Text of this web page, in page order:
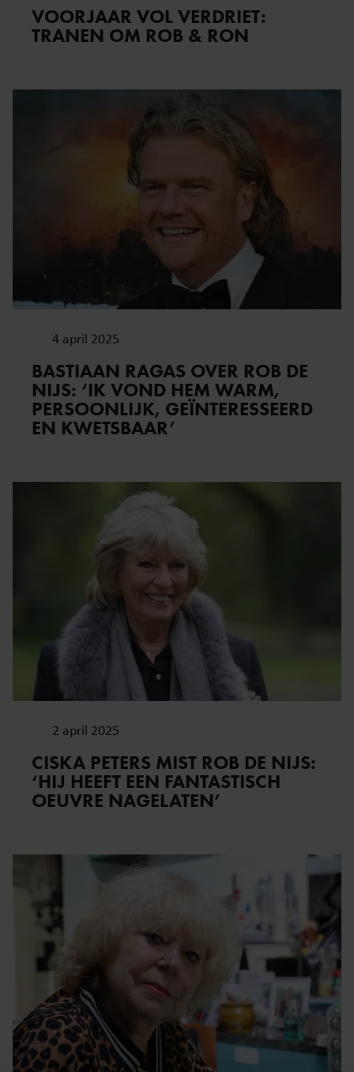
VOORJAAR VOL VERDRIET:
TRANEN OM ROB & RON
4 april 2025
BASTIAAN RAGAS OVER ROB DE
NIJS: ‘IK VOND HEM WARM,
PERSOONLIJK, GEÏNTERESSEERD
EN KWETSBAAR’
2 april 2025
CISKA PETERS MIST ROB DE NIJS:
‘HIJ HEEFT EEN FANTASTISCH
OEUVRE NAGELATEN’